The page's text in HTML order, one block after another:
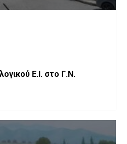
Ε.Ι. στο Γ.Ν.